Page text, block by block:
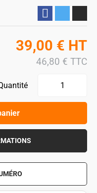
39,00 € HT
46,80 € TTC